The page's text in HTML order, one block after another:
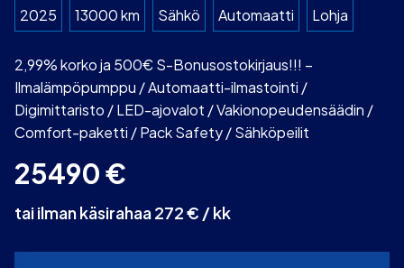
2025 13000 km Sähkö Automaatti Lohja
2,99% korko ja 500€ S-Bonusostokirjaus!!! –
Ilmalämpöpumppu / Automaatti-ilmastointi /
Digimittaristo / LED-ajovalot / Vakionopeudensäädin /
Comfort-paketti / Pack Safety / Sähköpeilit
25490€
tai ilman käsirahaa 272 € / kk